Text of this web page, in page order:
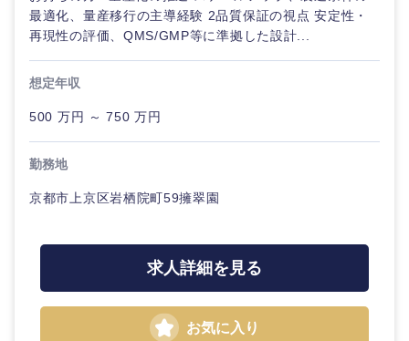
最適化、量産移行の主導経験 2品質保証の視点 安定性・
再現性の評価、QMS/GMP等に準拠した設計...
想定年収
500 万円 ～ 750 万円
勤務地
京都市上京区岩栖院町59擁翠園
求人詳細を見る
お気に入り